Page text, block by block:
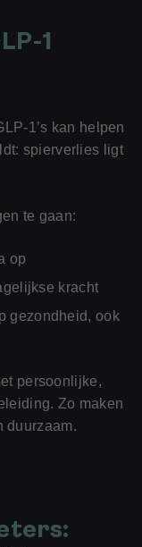
1
1’s kan helpen
spierverlies ligt
te gaan:
op
kracht
gezondheid, ook
persoonlijke,
Zo maken
duurzaam.